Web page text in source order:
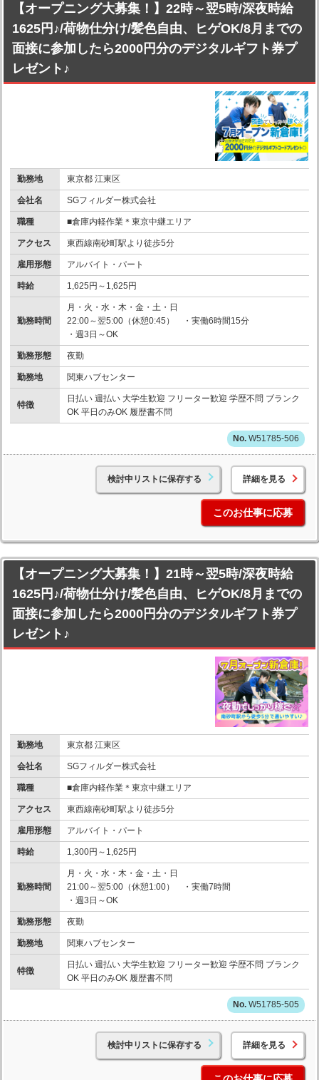
【オープニング大募集！】22時～翌5時/深夜時給
1625円♪/荷物仕分け/髪色自由、ヒゲOK/8月までの
面接に参加したら2000円分のデジタルギフト券プ
レゼント♪
勤務地 東京都 江東区
会社名 SGフィルダー株式会社
職種 ■倉庫内軽作業＊東京中継エリア
アクセス 東西線南砂町駅より徒歩5分
雇用形態 アルバイト・パート
時給 1,625円～1,625円
勤務時間
月・火・水・木・金・土・日
22:00～翌5:00（休憩0:45） ・実働6時間15分
・週3日～OK
勤務形態 夜勤
勤務地 関東ハブセンター
特徴
日払い 週払い 大学生歓迎 フリーター歓迎 学歴不問 ブランク
OK 平日のみOK 履歴書不問
W51785-506
検討中リストに保存する 詳細を見る
このお仕事に応募
【オープニング大募集！】21時～翌5時/深夜時給
1625円♪/荷物仕分け/髪色自由、ヒゲOK/8月までの
面接に参加したら2000円分のデジタルギフト券プ
レゼント♪
勤務地 東京都 江東区
会社名 SGフィルダー株式会社
職種 ■倉庫内軽作業＊東京中継エリア
アクセス 東西線南砂町駅より徒歩5分
雇用形態 アルバイト・パート
時給 1,300円～1,625円
勤務時間
月・火・水・木・金・土・日
21:00～翌5:00（休憩1:00） ・実働7時間
・週3日～OK
勤務形態 夜勤
勤務地 関東ハブセンター
特徴
日払い 週払い 大学生歓迎 フリーター歓迎 学歴不問 ブランク
OK 平日のみOK 履歴書不問
W51785-505
検討中リストに保存する 詳細を見る